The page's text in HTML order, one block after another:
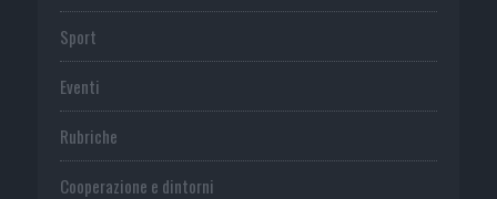
Sport
Eventi
Rubriche
Cooperazione e dintorni